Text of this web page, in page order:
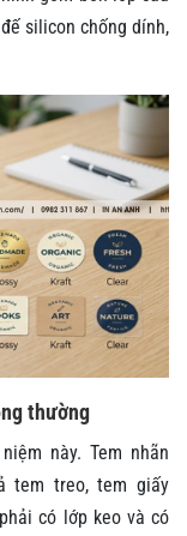
silicon chống dính,
thường
này. Tem nhãn
tem treo, tem giấy
có lớp keo và có